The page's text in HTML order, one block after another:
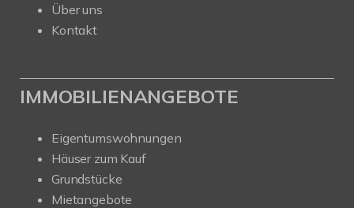
Über uns
Kontakt
IMMOBILIENANGEBOTE
Eigentumswohnungen
Häuser zum Kauf
Grundstücke
Mietangebote